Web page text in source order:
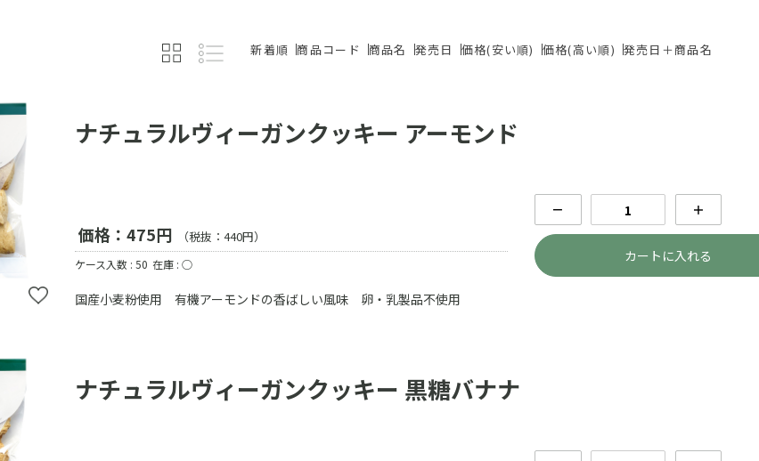
新着順 商品コード 商品名 発売日 価格(安い順) 価格(高い順) 発売日＋商品名
ナチュラルヴィーガンクッキー アーモンド
価格：475円 （税抜：440円）
ケース入数 : 50 在庫 : ○
－ ＋
カートに入れる
国産小麦粉使用 有機アーモンドの香ばしい風味 卵・乳製品不使用
ナチュラルヴィーガンクッキー 黒糖バナナ